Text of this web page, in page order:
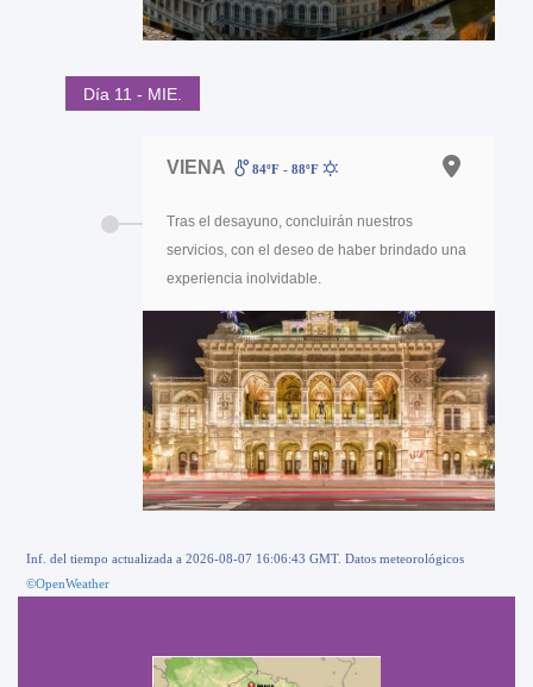
Día 11 - MIE.
VIENA 84ºF - 88ºF
Tras el desayuno, concluirán nuestros
servicios, con el deseo de haber brindado una
experiencia inolvidable.
Inf. del tiempo actualizada a 2026-08-07 16:06:43 GMT. Datos meteorológicos
©OpenWeather